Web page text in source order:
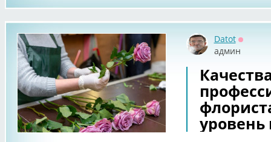
Datot
админ
уровень